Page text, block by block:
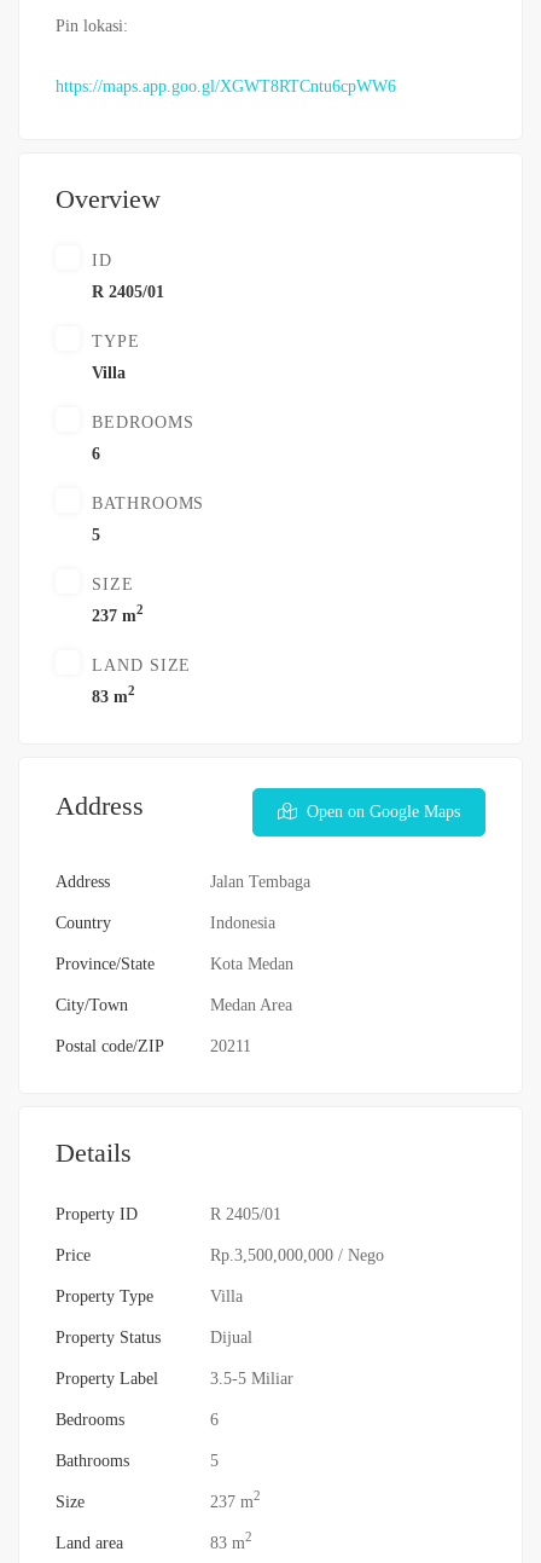
Pin lokasi:
https://maps.app.goo.gl/XGWT8RTCntu6cpWW6
Overview
ID
R 2405/01
TYPE
Villa
BEDROOMS
6
BATHROOMS
5
SIZE
237 m2
LAND SIZE
83 m2
Address Open on Google Maps
Address Jalan Tembaga
Country Indonesia
Province/State Kota Medan
City/Town Medan Area
Postal code/ZIP 20211
Details
Property ID R 2405/01
Price Rp.3,500,000,000 / Nego
Property Type Villa
Property Status Dijual
Property Label 3.5-5 Miliar
Bedrooms 6
Bathrooms 5
Size 237 m2
Land area 83 m2